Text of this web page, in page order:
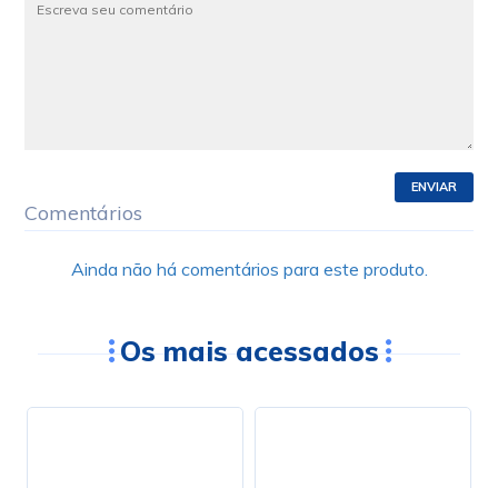
ENVIAR
Comentários
Ainda não há comentários para este produto.
Os mais acessados